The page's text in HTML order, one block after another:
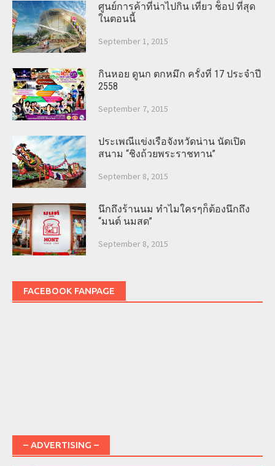
ศูนย์การค้าที่น่าไปกิน เที่ยว ช็อป ที่สุด
ในตอนนี้
September 1, 2015
กินหอย ดูนก ตกหมึก ครั้งที่ 17 ประจำปี
2558
September 7, 2015
ประเพณีแข่งเรือจังหวัดน่าน นัดเปิด
สนาม “ชิงถ้วยพระราชทาน”
September 8, 2015
นึกถึงร้านนม ทำไมใครๆก็ต้องนึกถึง
“มนต์ นมสด”
September 8, 2015
FACEBOOK FANPAGE
– ADVERTISING –